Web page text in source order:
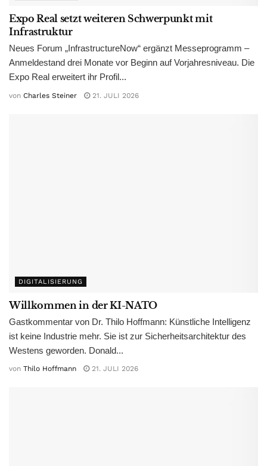
Expo Real setzt weiteren Schwerpunkt mit
Infrastruktur
Neues Forum „InfrastructureNow“ ergänzt Messeprogramm –
Anmeldestand drei Monate vor Beginn auf Vorjahresniveau. Die
Expo Real erweitert ihr Profil...
von Charles Steiner 21. JULI 2026
DIGITALISIERUNG
Willkommen in der KI-NATO
Gastkommentar von Dr. Thilo Hoffmann: Künstliche Intelligenz
ist keine Industrie mehr. Sie ist zur Sicherheitsarchitektur des
Westens geworden. Donald...
von Thilo Hoffmann 21. JULI 2026